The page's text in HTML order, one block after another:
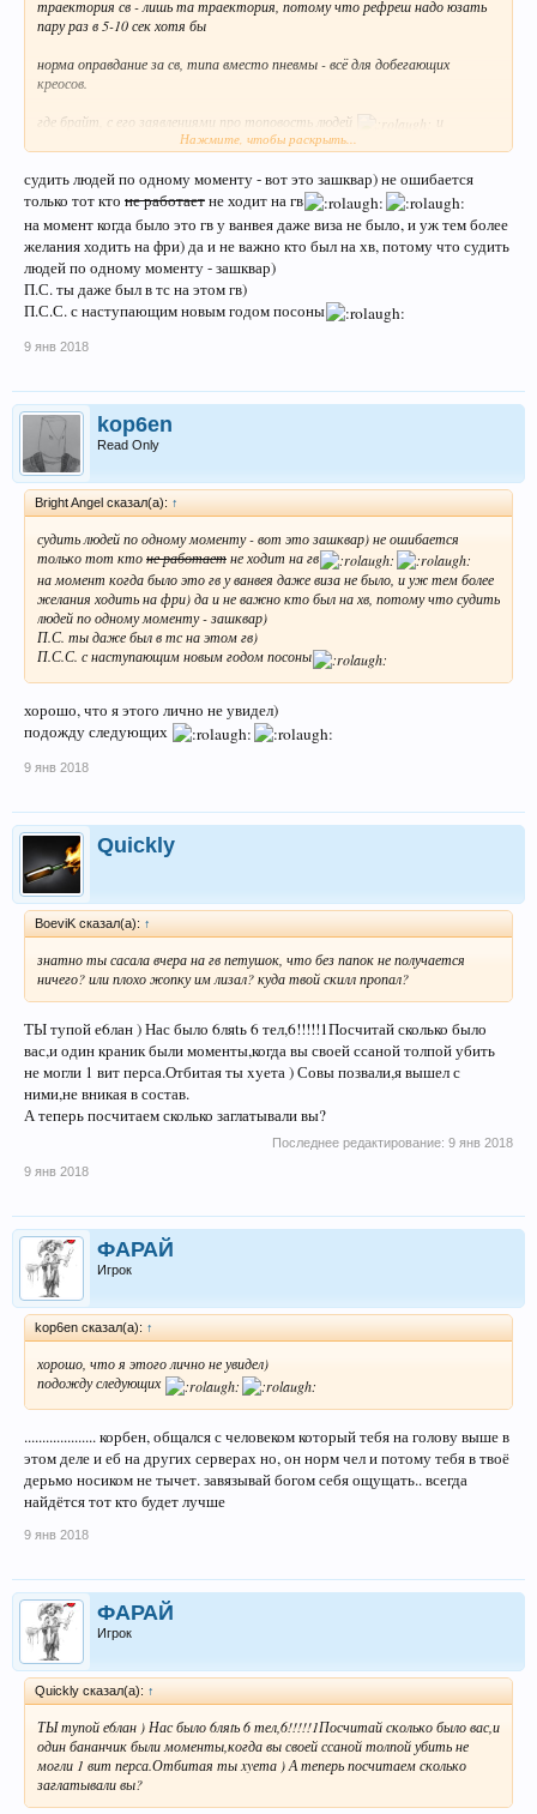
траектория св - лишь та траектория, потому что рефреш надо юзать
пару раз в 5-10 сек хотя бы
норма оправдание за св, типа вместо пневмы - всё для добегающих
креосов.
где брайт, с его заявлениями про топовость людей
и
сравнения с моими пездюками
и да, никто не говорит что у нас нету лсов.
если это был ванвей на визе, то ему можно простить. как никак первый
раз за столько лет не нитка, но по хорошему надо отобрать еду на пару
а вообще есть такая тема - с дол6аёбиками поведёшься - от них и
наберёшься)
сломанный комбат, ска
всяко лучше быть диванным аналитиком, чем зашквариться так на
Нажмите, чтобы раскрыть...
судить людей по одному моменту - вот это зашквар) не ошибается
только тот кто не работаетне ходит на гв
на момент когда было это гв у ванвея даже виза не было, и уж тем более
желания ходить на фри) да и не важно кто был на хв, потому что судить
людей по одному моменту - зашквар)
П.С. ты даже был в тс на этом гв)
П.С.С. с наступающим новым годом посоны
9 янв 2018
kop6en
Read Only
Bright Angel сказал(а): ↑
судить людей по одному моменту - вот это зашквар) не ошибается
только тот ктоне работаетне ходит на гв
на момент когда было это гв у ванвея даже виза не было, и уж тем более
желания ходить на фри) да и не важно кто был на хв, потому что судить
людей по одному моменту - зашквар)
П.С. ты даже был в тс на этом гв)
П.С.С. с наступающим новым годом посоны
хорошо, что я этого лично не увидел)
подожду следующих
9 янв 2018
Quickly
BoeviK сказал(а): ↑
знатно ты сасала вчера на гв петушок, что без папок не получается
ничего? или плохо жопку им лизал? куда твой скилл пропал?
ТЫ тупой е6лан ) Нас было 6ляtь 6 тел,6!!!!!1Посчитай сколько было
вас,и один краник были моменты,когда вы своей ссаной толпой убить
не могли 1 вит перса.Отбитая ты xyета ) Совы позвали,я вышел с
ними,не вникая в состав.
А теперь посчитаем сколько заглатывали вы?
Последнее редактирование: 9 янв 2018
9 янв 2018
ФАРАЙ
Игрок
kop6en сказал(а): ↑
хорошо, что я этого лично не увидел)
подожду следующих
.................... корбен, общался с человеком который тебя на голову выше в
этом деле и еб на других серверах но, он норм чел и потому тебя в твоё
дерьмо носиком не тычет. завязывай богом себя ощущать.. всегда
найдётся тот кто будет лучше
9 янв 2018
ФАРАЙ
Игрок
Quickly сказал(а): ↑
ТЫ тупой е6лан ) Нас было 6ляtь 6 тел,6!!!!!1Посчитай сколько было вас,и
один бананчик были моменты,когда вы своей ссаной толпой убить не
могли 1 вит перса.Отбитая ты xyета ) А теперь посчитаем сколько
заглатывали вы?